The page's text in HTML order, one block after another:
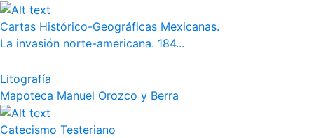
Cartas Histórico-Geográficas Mexicanas.
La invasión norte-americana. 184...
Litografía
Mapoteca Manuel Orozco y Berra
Catecismo Testeriano